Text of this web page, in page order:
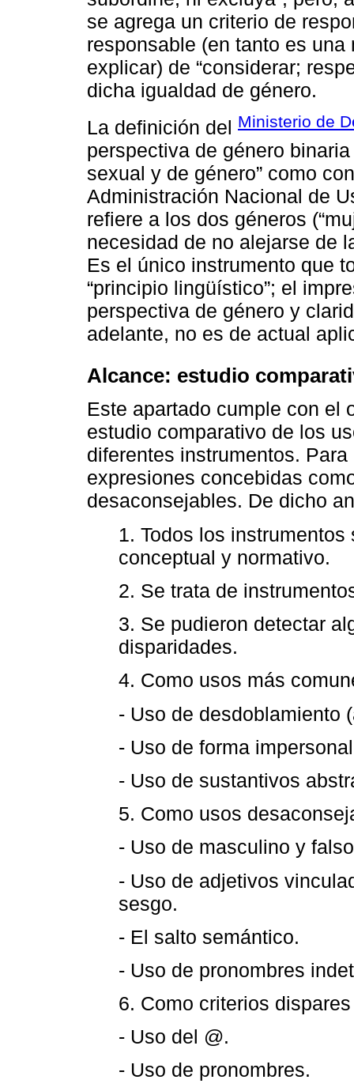
se agrega un criterio de
responsable (en tanto es
explicar) de “considerar;
dicha igualdad de género.
La definición del Ministerio de
perspectiva de género
sexual y de género” como
Administración Nacional de
refiere a los dos géneros
necesidad de no alejarse de
Es el único instrumento que
“principio lingüístico”; el
perspectiva de género y
adelante, no es de actual
Alcance: estudio
Este apartado cumple con el
estudio comparativo de los
diferentes instrumentos.
expresiones concebidas
desaconsejables. De dicho
1. Todos los
conceptual y normativo.
2. Se trata de
3. Se pudieron detectar
disparidades.
4. Como usos más
- Uso de desdoblamiento
- Uso de forma
- Uso de sustantivos
5. Como usos
- Uso de masculino y
- Uso de adjetivos
sesgo.
- El salto semántico.
- Uso de pronombres
6. Como criterios
- Uso del @.
- Uso de pronombres.